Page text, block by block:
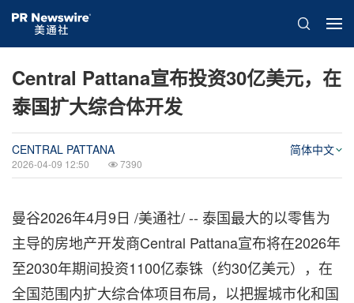
Central Pattana宣布投资30亿美元，在
泰国扩大综合体开发
CENTRAL PATTANA
2026-04-09 12:50 7390
简体中文
曼谷2026年4月9日 /美通社/ -- 泰国最大的以零售为
主导的房地产开发商Central Pattana宣布将在2026年
至2030年期间投资1100亿泰铢（约30亿美元），在
全国范围内扩大综合体项目布局，以把握城市化和国